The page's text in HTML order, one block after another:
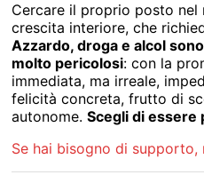
Cercare il proprio posto nel
crescita interiore, che
Azzardo, droga e alcol
molto pericolosi: con la
immediata, ma irreale,
felicità concreta, frutto di
autonome.Scegli di essere
Se hai bisogno di supporto,